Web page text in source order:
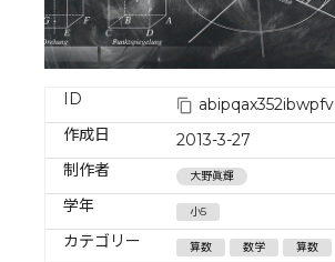
ID
abipqax352ibwpfv
作成日
2013-3-27
制作者
大野眞輝
学年 小5
カテゴリー 算数 数学 算数